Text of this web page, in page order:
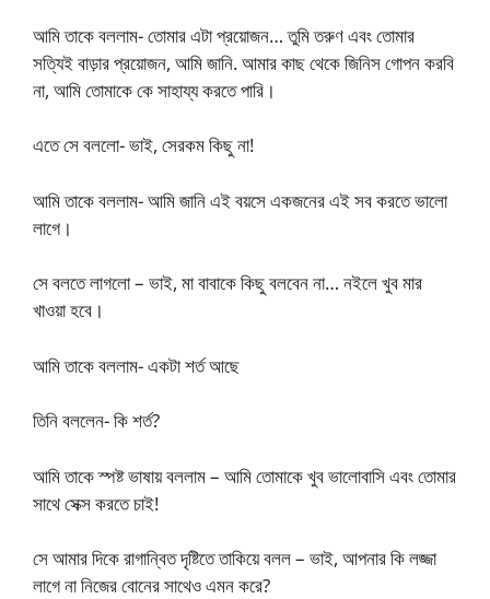
আমি তাকে বললাম- তোমার এটা প্রয়োজন… তুমি তরুণ এবং তোমার
সত্যিই বাড়ার প্রয়োজন, আমি জানি. আমার কাছ থেকে জিনিস গোপন করবি
না, আমি তোমাকে কে সাহায্য করতে পারি।
এতে সে বললো- ভাই, সেরকম কিছু না!
আমি তাকে বললাম- আমি জানি এই বয়সে একজনের এই সব করতে ভালো
লাগে।
সে বলতে লাগলো – ভাই, মা বাবাকে কিছু বলবেন না… নইলে খুব মার
খাওয়া হবে।
আমি তাকে বললাম- একটা শর্ত আছে
তিনি বললেন- কি শর্ত?
আমি তাকে স্পষ্ট ভাষায় বললাম – আমি তোমাকে খুব ভালোবাসি এবং তোমার
সাথে সেক্স করতে চাই!
সে আমার দিকে রাগান্বিত দৃষ্টিতে তাকিয়ে বলল – ভাই, আপনার কি লজ্জা
লাগে না নিজের বোনের সাথেও এমন করে?